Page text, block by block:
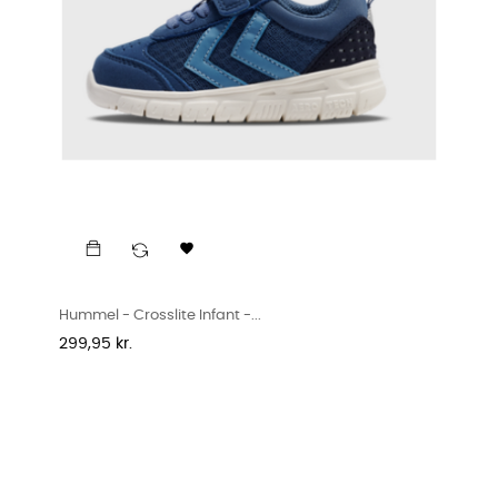

Hummel - Crosslite Infant -...
Pris
299,95 kr.